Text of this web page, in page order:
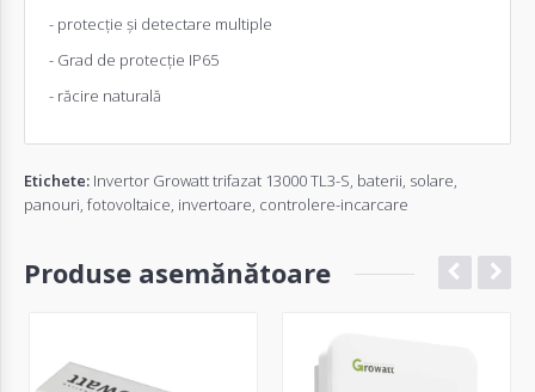
- protecție și detectare multiple
- Grad de protecție IP65
- răcire naturală
Etichete: Invertor Growatt trifazat 13000 TL3-S baterii solare
panouri fotovoltaice invertoare controlere-incarcare
Produse asemănătoare